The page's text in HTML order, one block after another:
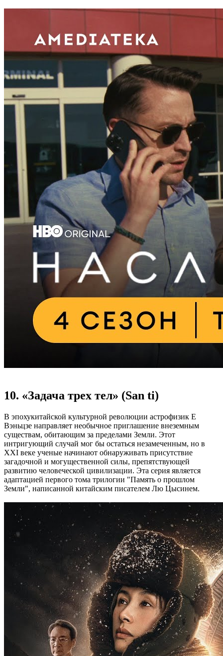
10. «Задача трех тел» (San ti)
В эпохукитайской культурной революции астрофизик Е
Вэньцзе направляет необычное приглашение внеземным
существам, обитающим за пределами Земли. Этот
интригующий случай мог бы остаться незамеченным, но в
XXI веке ученые начинают обнаруживать присутствие
загадочной и могущественной силы, препятствующей
развитию человеческой цивилизации. Эта серия является
адаптацией первого тома трилогии "Память о прошлом
Земли", написанной китайским писателем Лю Цысинем.